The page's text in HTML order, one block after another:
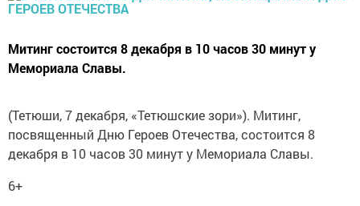
Митинг состоится 8 декабря в 10 часов 30 минут у
Мемориала Славы.
(Тетюши, 7 декабря, «Тетюшские зори»). Митинг,
посвященный Дню Героев Отечества, состоится 8
декабря в 10 часов 30 минут у Мемориала Славы.
6+